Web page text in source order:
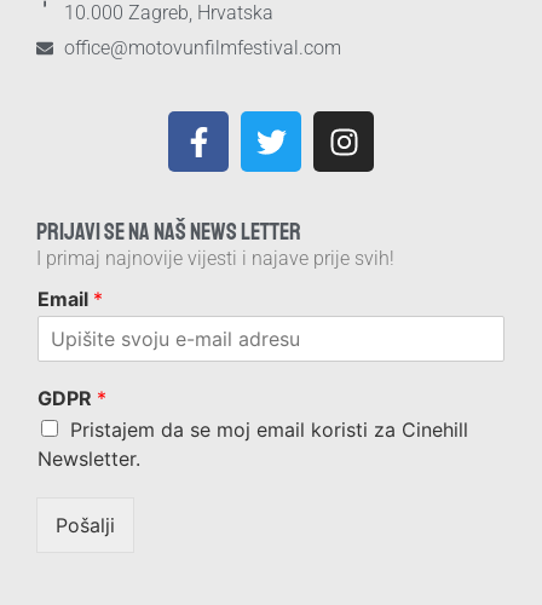
10.000 Zagreb, Hrvatska
office@motovunfilmfestival.com
PRIJAVI SE NA NAŠ NEWS LETTER
I primaj najnovije vijesti i najave prije svih!
Email *
GDPR *
Pristajem da se moj email koristi za Cinehill
Newsletter.
Pošalji